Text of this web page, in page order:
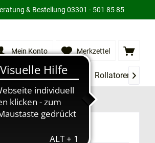
& Bestellung 03301 - 501 85 85
Merkzettel
Mein Konto
Treppenlifte Rollatoren 